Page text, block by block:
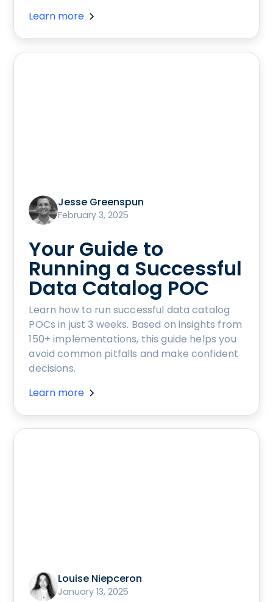
Learn more
Jesse Greenspun
February 3, 2025
Your Guide to
Running a Successful
Data Catalog POC
Learn how to run successful data catalog
POCs in just 3 weeks. Based on insights from
150+ implementations, this guide helps you
avoid common pitfalls and make confident
decisions.
Learn more
Louise Niepceron
January 13, 2025